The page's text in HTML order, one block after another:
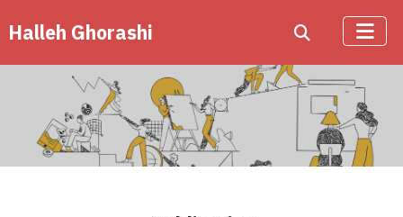
Halleh Ghorashi